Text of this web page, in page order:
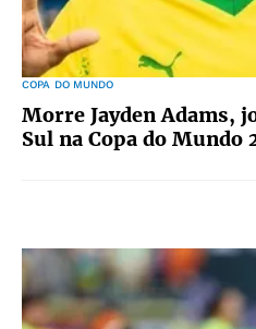
COPA DO MUNDO
Morre Jayden Adams,
Sul na Copa do Mundo